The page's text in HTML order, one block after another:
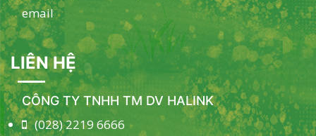
email
LIÊN HỆ
CÔNG TY TNHH TM DV HALINK
(028) 2219 6666